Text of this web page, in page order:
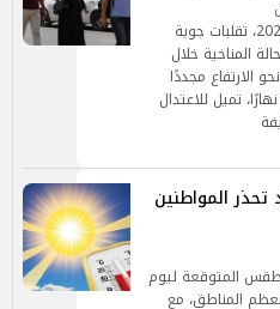
تشهد مصر، اليوم الجمعة 24 أبريل 2026، تقلبات جوية
المناخية خلال
الارتفاع مجددًا
تميل للاعتدال
تحذر المواطنين
المتوقعة ليوم
المناطق، مع